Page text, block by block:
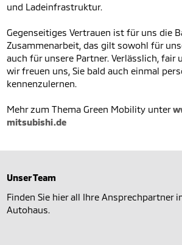
und Ladeinfrastruktur.
Gegenseitiges Vertrauen ist für uns die
Zusammenarbeit, das gilt sowohl für
auch für unsere Partner. Verlässlich, fair
wir freuen uns, Sie bald auch einmal
kennenzulernen.
Mehr zum Thema Green Mobility unter
mitsubishi.de
Unser Team
Finden Sie hier all Ihre Ansprechpartner
Autohaus.